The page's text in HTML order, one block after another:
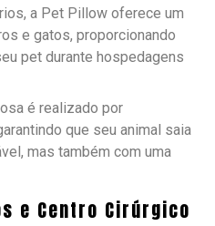
a Pet Pillow oferece um
e gatos, proporcionando
pet durante hospedagens
é realizado por
que seu animal saia
mas também com uma
e Centro Cirúrgico